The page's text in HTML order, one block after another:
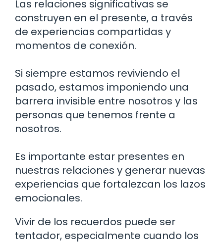
Las relaciones significativas se
construyen en el presente, a través
de experiencias compartidas y
momentos de conexión.
Si siempre estamos reviviendo el
pasado, estamos imponiendo una
barrera invisible entre nosotros y las
personas que tenemos frente a
nosotros.
Es importante estar presentes en
nuestras relaciones y generar nuevas
experiencias que fortalezcan los lazos
emocionales.
Vivir de los recuerdos puede ser
tentador, especialmente cuando los